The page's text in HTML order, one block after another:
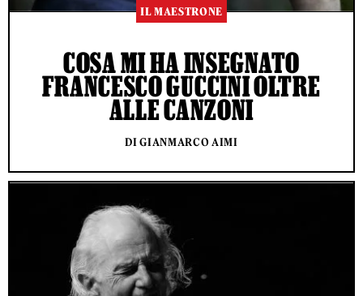
IL MAESTRONE
COSA MI HA INSEGNATO
FRANCESCO GUCCINI OLTRE
ALLE CANZONI
DI GIANMARCO AIMI